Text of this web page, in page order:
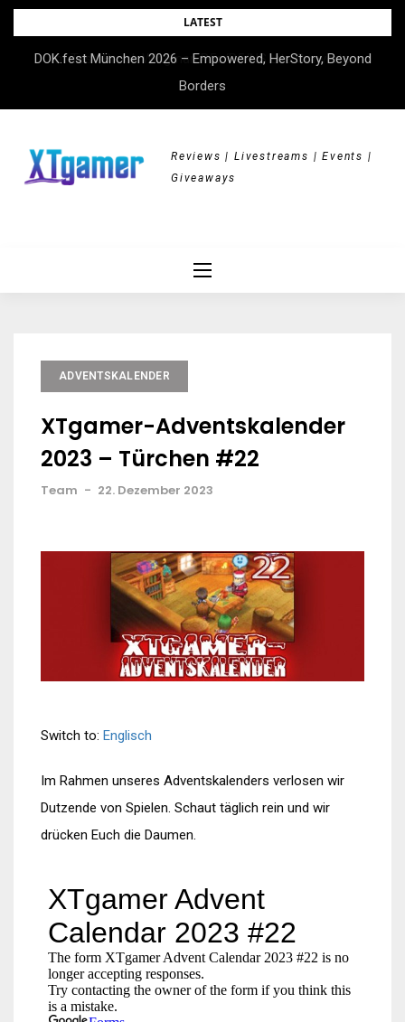
Skip
content
LATEST
DOK.fest München 2026 – Empowered, HerStory, Beyond
Borders
Reviews | Livestreams | Events |
Giveaways
ADVENTSKALENDER
XTgamer-Adventskalender
2023 – Türchen #22
Team - 22. Dezember 2023
Switch to: Englisch
Im Rahmen unseres Adventskalenders verlosen wir
Dutzende von Spielen. Schaut täglich rein und wir
drücken Euch die Daumen.